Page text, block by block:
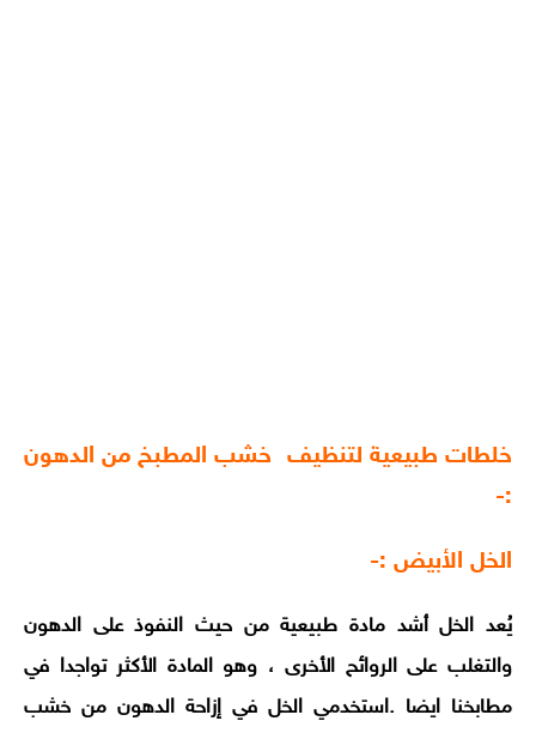
خلطات طبيعية لتنظيف خشب المطبخ من الدهون
:-
الخل الأبيض :-
يُعد الخل أشد مادة طبيعية من حيث النفوذ على الدهون
والتغلب على الروائح الأخرى ، وهو المادة الأكثر تواجدا في
مطابخنا ايضا .استخدمي الخل في إزاحة الدهون من خشب